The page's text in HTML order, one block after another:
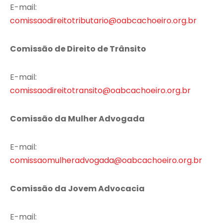
E-mail:
comissaodireitotributario@oabcachoeiro.org.br
Comissão de Direito de Trânsito
E-mail:
comissaodireitotransito@oabcachoeiro.org.br
Comissão da Mulher Advogada
E-mail:
comissaomulheradvogada@oabcachoeiro.org.br
Comissão da Jovem Advocacia
E-mail: